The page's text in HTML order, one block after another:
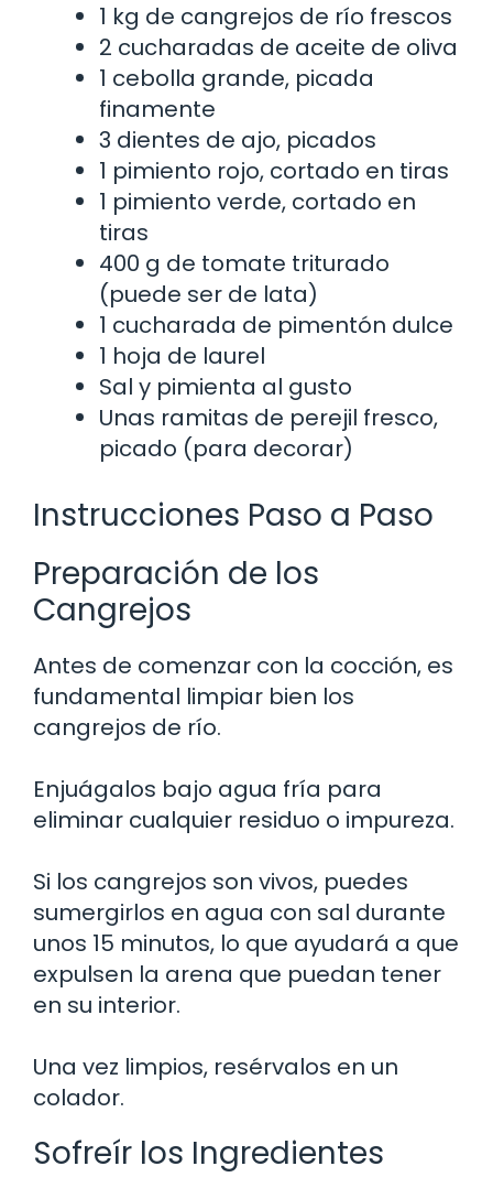
1 kg de cangrejos de río frescos
2 cucharadas de aceite de oliva
1 cebolla grande, picada
finamente
3 dientes de ajo, picados
1 pimiento rojo, cortado en tiras
1 pimiento verde, cortado en
tiras
400 g de tomate triturado
(puede ser de lata)
1 cucharada de pimentón dulce
1 hoja de laurel
Sal y pimienta al gusto
Unas ramitas de perejil fresco,
picado (para decorar)
Instrucciones Paso a Paso
Preparación de los
Cangrejos
Antes de comenzar con la cocción, es
fundamental limpiar bien los
cangrejos de río.
Enjuágalos bajo agua fría para
eliminar cualquier residuo o impureza.
Si los cangrejos son vivos, puedes
sumergirlos en agua con sal durante
unos 15 minutos, lo que ayudará a que
expulsen la arena que puedan tener
en su interior.
Una vez limpios, resérvalos en un
colador.
Sofreír los Ingredientes